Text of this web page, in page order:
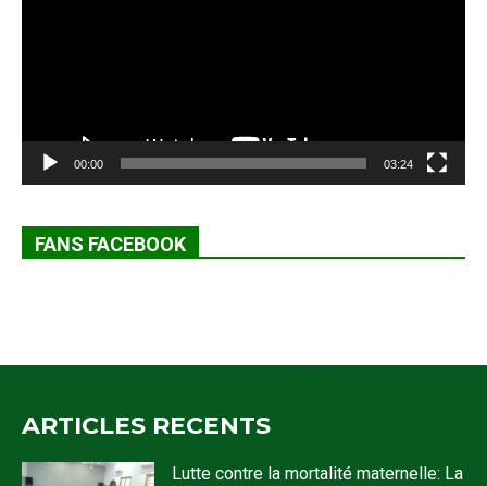
00:00 03:24
FANS FACEBOOK
ARTICLES RECENTS
Lutte contre la mortalité maternelle: La